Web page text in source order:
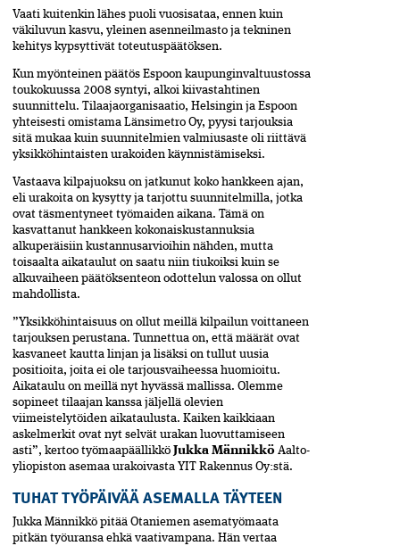
Vaati kuitenkin lähes puoli vuosisataa, ennen kuin
väkiluvun kasvu, yleinen asenneilmasto ja tekninen
kehitys kypsyttivät toteutuspäätöksen.
Kun myönteinen päätös Espoon kaupunginvaltuustossa
toukokuussa 2008 syntyi, alkoi kiivastahtinen
suunnittelu. Tilaajaorganisaatio, Helsingin ja Espoon
yhteisesti omistama Länsimetro Oy, pyysi tarjouksia
sitä mukaa kuin suunnitelmien valmiusaste oli riittävä
yksikköhintaisten urakoiden käynnistämiseksi.
Vastaava kilpajuoksu on jatkunut koko hankkeen ajan,
eli urakoita on kysytty ja tarjottu suunnitelmilla, jotka
ovat täsmentyneet työmaiden aikana. Tämä on
kasvattanut hankkeen kokonaiskustannuksia
alkuperäisiin kustannusarvioihin nähden, mutta
toisaalta aikataulut on saatu niin tiukoiksi kuin se
alkuvaiheen päätöksenteon odottelun valossa on ollut
mahdollista.
”Yksikköhintaisuus on ollut meillä kilpailun voittaneen
tarjouksen perustana. Tunnettua on, että määrät ovat
kasvaneet kautta linjan ja lisäksi on tullut uusia
positioita, joita ei ole tarjousvaiheessa huomioitu.
Aikataulu on meillä nyt hyvässä mallissa. Olemme
sopineet tilaajan kanssa jäljellä olevien
viimeistelytöiden aikataulusta. Kaiken kaikkiaan
askelmerkit ovat nyt selvät urakan luovuttamiseen
asti”, kertoo työmaapäällikkö Jukka Männikkö Aalto-
yliopiston asemaa urakoivasta YIT Rakennus Oy:stä.
TUHAT TYÖPÄIVÄÄ ASEMALLA TÄYTEEN
Jukka Männikkö pitää Otaniemen asematyömaata
pitkän työuransa ehkä vaativampana. Hän vertaa